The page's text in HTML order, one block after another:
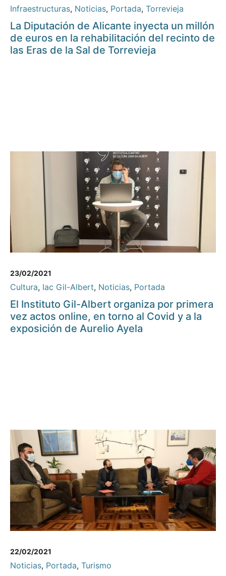
Infraestructuras, Noticias, Portada, Torrevieja
La Diputación de Alicante inyecta un millón
de euros en la rehabilitación del recinto de
las Eras de la Sal de Torrevieja
23/02/2021
Cultura, Iac Gil-Albert, Noticias, Portada
El Instituto Gil-Albert organiza por primera
vez actos online, en torno al Covid y a la
exposición de Aurelio Ayela
22/02/2021
Noticias, Portada, Turismo